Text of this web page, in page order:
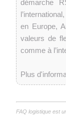
démarche
en Europe,
valeurs de
comme à
Plus
FAQ logistique est